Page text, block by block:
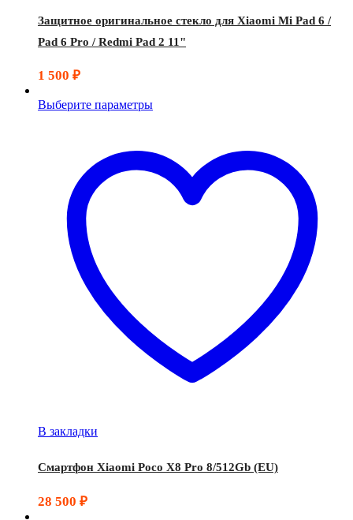
Защитное оригинальное стекло для Xiaomi Mi Pad 6 /
Pad 6 Pro / Redmi Pad 2 11"
1 500 ₽
Выберите параметры
В закладки
Смартфон Xiaomi Poco X8 Pro 8/512Gb (EU)
28 500 ₽